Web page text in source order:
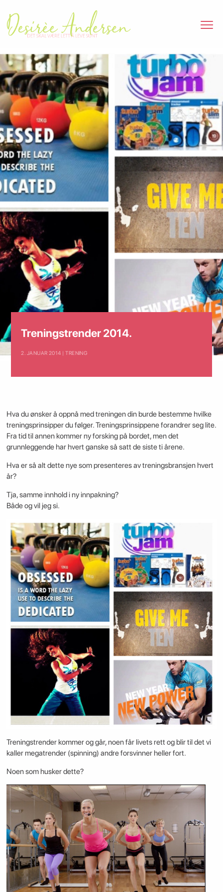
Treningstrender 2014.
2. JANUAR 2014 | TRENING
Hva du ønsker å oppnå med treningen din burde bestemme hvilke
treningsprinsipper du følger. Treningsprinsippene forandrer seg lite.
Fra tid til annen kommer ny forsking på bordet, men det
grunnleggende har hvert ganske så satt de siste ti årene.
Hva er så alt dette nye som presenteres av treningsbransjen hvert
år?
Tja, samme innhold i ny innpakning?
Både og vil jeg si.
Treningstrender kommer og går, noen får livets rett og blir til det vi
kaller megatrender (spinning) andre forsvinner heller fort.
Noen som husker dette?